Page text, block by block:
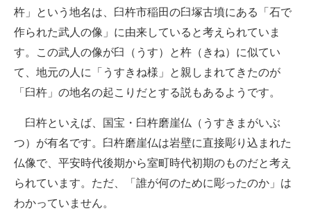
杵」という地名は、臼杵市稲田の臼塚古墳にある「石で
作られた武人の像」に由来していると考えられていま
す。この武人の像が臼（うす）と杵（きね）に似てい
て、地元の人に「うすきね様」と親しまれてきたのが
「臼杵」の地名の起こりだとする説もあるようです。
臼杵といえば、国宝・臼杵磨崖仏（うすきまがいぶ
つ）が有名です。臼杵磨崖仏は岩壁に直接彫り込まれた
仏像で、平安時代後期から室町時代初期のものだと考え
られています。ただ、「誰が何のために彫ったのか」は
わかっていません。